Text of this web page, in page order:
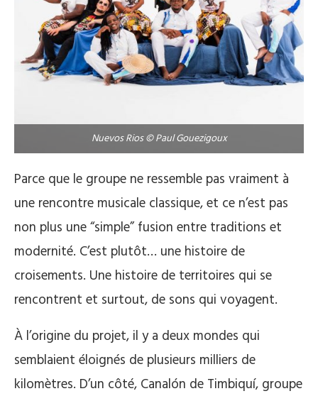
Nuevos Rios © Paul Gouezigoux
Parce que le groupe ne ressemble pas vraiment à
une rencontre musicale classique, et ce n’est pas
non plus une “simple” fusion entre traditions et
modernité. C’est plutôt… une histoire de
croisements. Une histoire de territoires qui se
rencontrent et surtout, de sons qui voyagent.
À l’origine du projet, il y a deux mondes qui
semblaient éloignés de plusieurs milliers de
kilomètres. D’un côté, Canalón de Timbiquí, groupe